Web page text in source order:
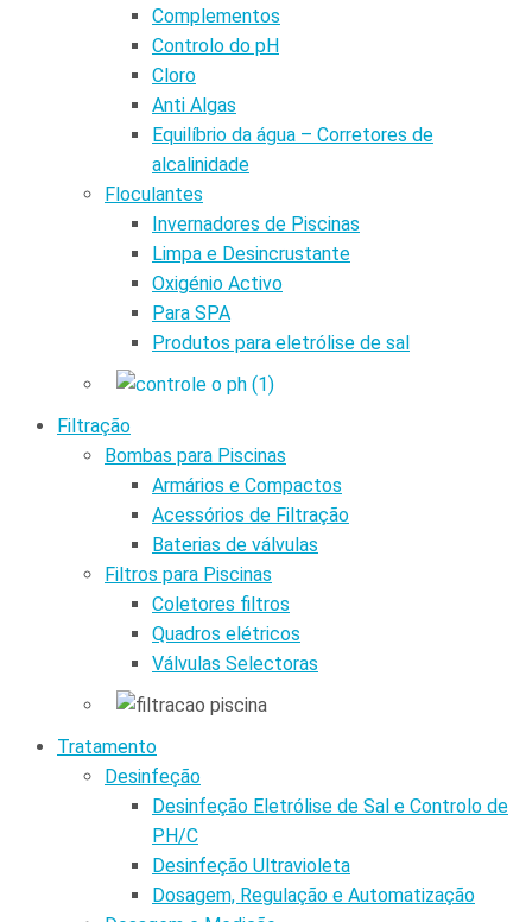
Complementos
Controlo do pH
Cloro
Anti Algas
Equilíbrio da água – Corretores de
alcalinidade
Floculantes
Invernadores de Piscinas
Limpa e Desincrustante
Oxigénio Activo
Para SPA
Produtos para eletrólise de sal
Filtração
Bombas para Piscinas
Armários e Compactos
Acessórios de Filtração
Baterias de válvulas
Filtros para Piscinas
Coletores filtros
Quadros elétricos
Válvulas Selectoras
Tratamento
Desinfeção
Desinfeção Eletrólise de Sal e Controlo de
PH/C
Desinfeção Ultravioleta
Dosagem, Regulação e Automatização